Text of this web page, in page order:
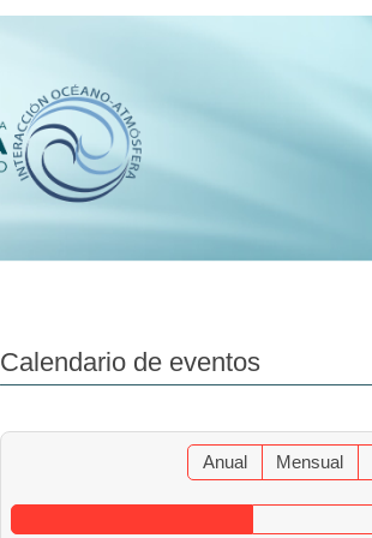
Calendario de eventos
Anual Mensual